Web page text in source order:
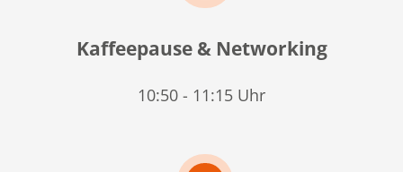
Kaffeepause & Networking
10:50 - 11:15 Uhr